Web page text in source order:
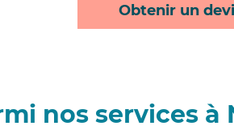
Obtenir un
nos services à